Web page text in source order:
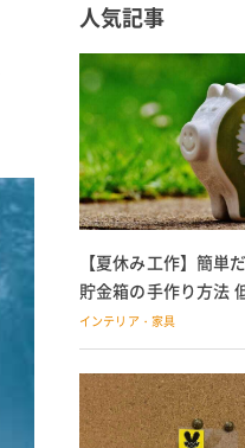
人気記事
【夏休み工作】簡単
貯金箱の手作り方法
の子どもにも
インテリア・家具